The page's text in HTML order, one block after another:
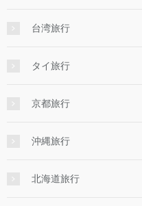
台湾旅行
タイ旅行
京都旅行
沖縄旅行
北海道旅行